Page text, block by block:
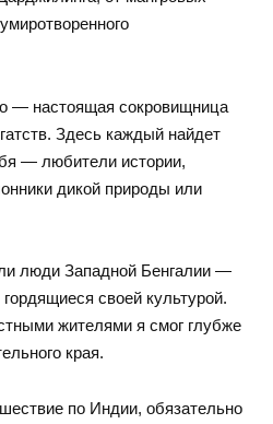
— настоящая сокровищница
Здесь каждый найдет
— любители истории,
дикой природы или
люди Западной Бенгалии —
своей культурой.
жителями я смог глубже
края.
по Индии, обязательно